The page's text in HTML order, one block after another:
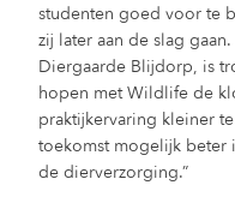
studenten goed voor te
zij later aan de slag
Diergaarde Blijdorp, is
hopen met Wildlife de
praktijkervaring kleiner
toekomst mogelijk beter
de dierverzorging.”